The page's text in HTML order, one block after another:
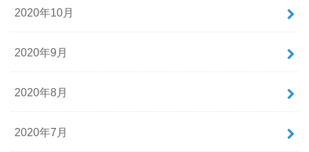
2020年10月
2020年9月
2020年8月
2020年7月